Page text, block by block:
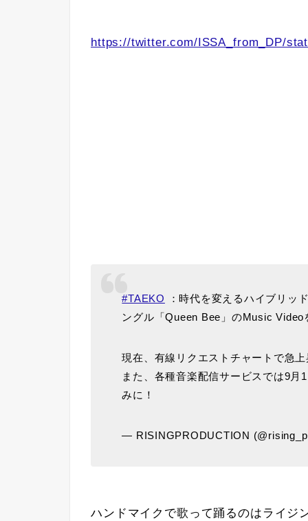
https://twitter.com/ISSA_from_DP/
#TAEKO
：時代を変えるハイブリッ
ングル「Queen Bee」のMusic Video
現在、有線リクエストチャートで急
また、各種音楽配信サービスでは9
みに！
— RISINGPRODUCTION
ハンドマイクで歌って踊るのはライジ